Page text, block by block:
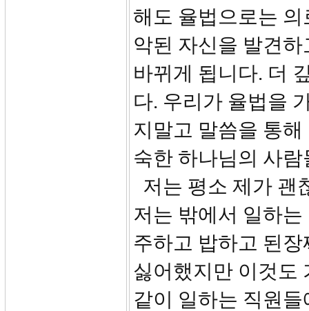
해도 율법으로는
악된 자신을 발견
바뀌게 됩니다. 더
다. 우리가 율법을
지말고 말씀을 통
숙한 하나님의 사
저는 평소 제가 괜
저는 밖에서 일하
주하고 밥하고 된
싫어했지만 이것도
같이 일하는 직원